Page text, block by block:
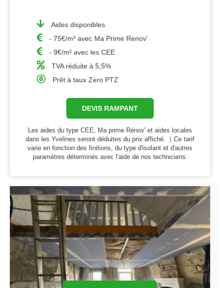
Aides disponibles
- 75€/m² avec Ma Prime Renov'
- 9€/m² avec les CEE
TVA réduite à 5,5%
Prêt à taux Zero PTZ
DEVIS RAMPANT
Les aides du type CEE, Ma prime Rénov' et aides locales
dans les Yvelines seront déduites du prix affiché. ｜Ce tarif
varie en fonction des finitions, du type d'isolant et d'autres
paramètres déterminés avec l'aide de nos techniciens.